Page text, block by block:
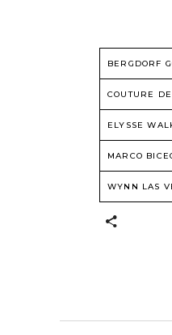
BERGDORF
COUTURE
ELYSSE
MARCO
WYNN LAS